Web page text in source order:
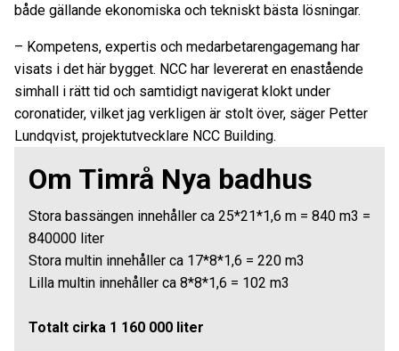
både gällande ekonomiska och tekniskt bästa lösningar.
– Kompetens, expertis och medarbetarengagemang har
visats i det här bygget. NCC har levererat en enastående
simhall i rätt tid och samtidigt navigerat klokt under
coronatider, vilket jag verkligen är stolt över, säger Petter
Lundqvist, projektutvecklare NCC Building.
Om Timrå Nya badhus
Stora bassängen innehåller ca 25*21*1,6 m = 840 m3 =
840000 liter
Stora multin innehåller ca 17*8*1,6 = 220 m3
Lilla multin innehåller ca 8*8*1,6 = 102 m3
Totalt cirka 1 160 000 liter